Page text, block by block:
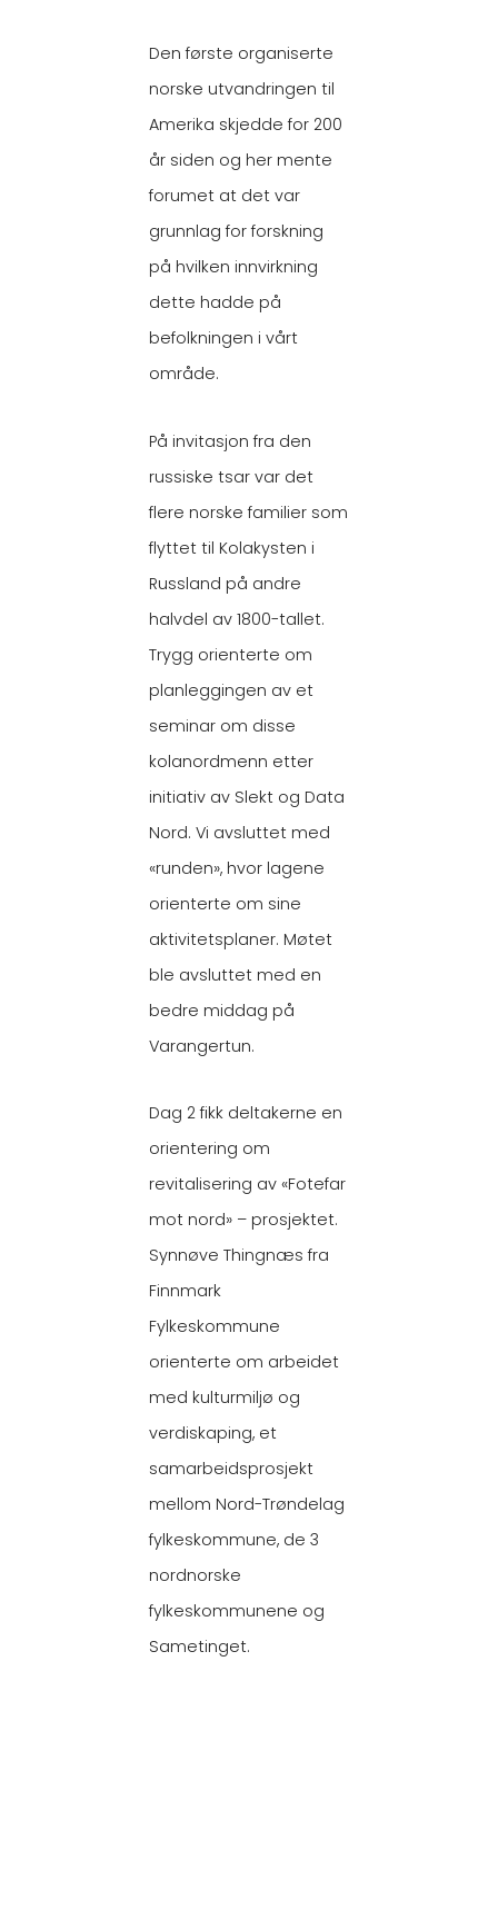
Den første organiserte
norske utvandringen til
Amerika skjedde for 200
år siden og her mente
forumet at det var
grunnlag for forskning
på hvilken innvirkning
dette hadde på
befolkningen i vårt
område.
På invitasjon fra den
russiske tsar var det
flere norske familier som
flyttet til Kolakysten i
Russland på andre
halvdel av 1800-tallet.
Trygg orienterte om
planleggingen av et
seminar om disse
kolanordmenn etter
initiativ av Slekt og Data
Nord. Vi avsluttet med
«runden», hvor lagene
orienterte om sine
aktivitetsplaner. Møtet
ble avsluttet med en
bedre middag på
Varangertun.
Dag 2 fikk deltakerne en
orientering om
revitalisering av «Fotefar
mot nord» – prosjektet.
Synnøve Thingnæs fra
Finnmark
Fylkeskommune
orienterte om arbeidet
med kulturmiljø og
verdiskaping, et
samarbeidsprosjekt
mellom Nord-Trøndelag
fylkeskommune, de 3
nordnorske
fylkeskommunene og
Sametinget.